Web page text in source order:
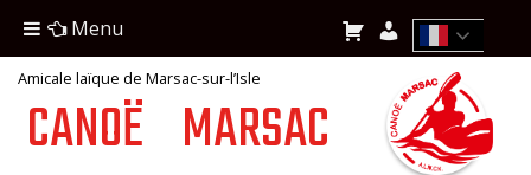
Amicale laïque de Marsac-sur-l’Isle
CANOË MARSAC
Menu